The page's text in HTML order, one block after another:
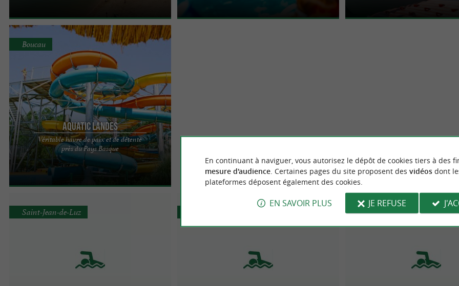
Aquatic Landes
Véritable havre de paix et de détente
près du Pays Basque
Boucau
Aquatic Landes est situé à Labenne Océan
(40530), à quelques minutes seulement
d’Hossegor et de Biarritz, au ...
Saint-Jean-de-Luz Ascain
En continuant à naviguer, vous autorisez le dépôt de cookies tiers à des
mesure d'audience. Certaines pages du site proposent des vidéosdont
plateformes déposent également des cookies.
EN SAVOIR PLUS JE REFUSE